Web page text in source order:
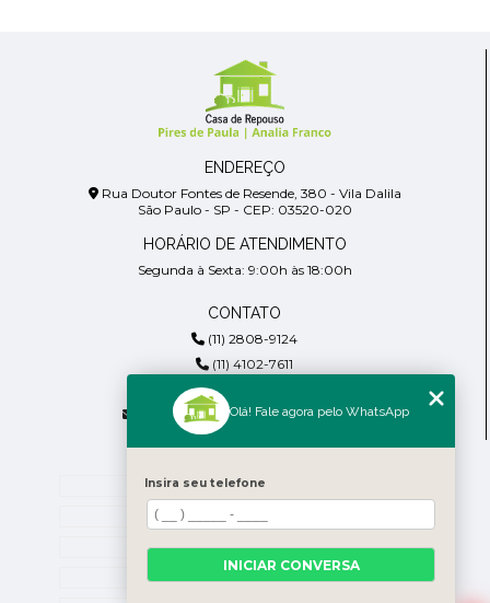
ENDEREÇO
Rua Doutor Fontes de Resende, 380 - Vila Dalila
São Paulo - SP - CEP: 03520-020
HORÁRIO DE ATENDIMENTO
Segunda à Sexta: 9:00h às 18:00h
CONTATO
(11) 2808-9124
(11) 4102-7611
(11) 99918-4901
residencialpiresdepaula@gmail.com
Home
Empresa
Blog
Contato
Olá! Fale agora pelo WhatsApp
Insira seu telefone
INICIAR CONVERSA